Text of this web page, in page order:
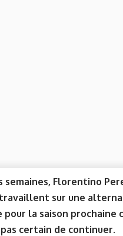
semaines, Florentino
sur une
pour la saison prochaine
certain de continuer.